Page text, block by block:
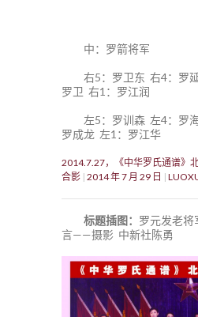
中：罗箭将军
右5：罗卫东 右4：罗
罗卫 右1：罗江润
左5：罗训森 左4：罗
罗成龙 左1：罗江华
2014.7.27，《中华罗氏通谱》
合影 2014 年 7 月 29 日
标题插图： 罗元发老将
言——摄影 中新社陈勇